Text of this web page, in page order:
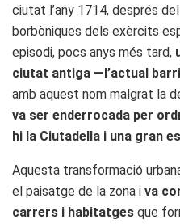
ciutat l’any 1714, després
borbòniques dels exèrcits
episodi, pocs anys més tard,
ciutat antiga —l’actual
amb aquest nom malgrat la
va ser enderrocada per
hi la Ciutadella i una gran
Aquesta transformació
el paisatge de la zona i va
carrers i habitatges que